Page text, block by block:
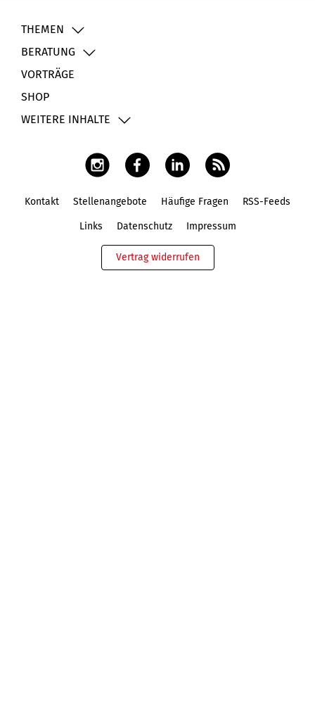
THEMEN
BERATUNG
VORTRÄGE
SHOP
WEITERE INHALTE
Kontakt Stellenangebote Häufige Fragen RSS-Feeds
Links Datenschutz Impressum
Vertrag widerrufen